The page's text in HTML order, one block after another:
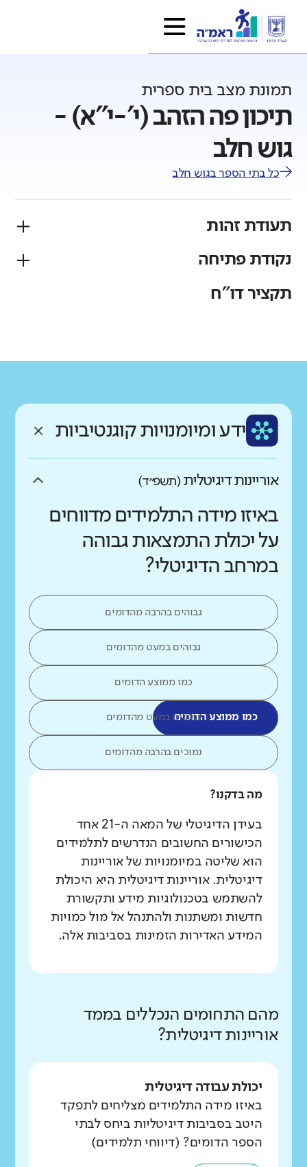
תמונת מצב בית ספרית
תיכון פה הזהב (י'-י"א) -
גוש חלב
כל בתי הספר בגוש חלב
תעודת זהות
פיקוח
נקודת פתיחה
רקע חברתי כלכלי
ממוצע תלמידים בכיתה
גבוה נמוך
תקציר דו"ח
ידע ומיומנויות קוגנטיביות
אוריינות דיגיטלית (תשפ״ד)
באיזו מידה התלמידים מדווחים
על יכולת התמצאות גבוהה
במרחב הדיגיטלי?
גבוהים בהרבה מהדומים
גבוהים במעט מהדומים
כמו ממוצע הדומים
כמו ממוצע הדומיםנמוכים במעט מהדומים
נמוכים בהרבה מהדומים
מה בדקנו?
בעידן הדיגיטלי של המאה ה-21 אחד
הכישורים החשובים הנדרשים לתלמידים
הוא שליטה במיומנויות של אוריינות
דיגיטלית. אוריינות דיגיטלית היא היכולת
להשתמש בטכנולוגיות מידע ותקשורת
חדשות ומשתנות ולהתנהל אל מול כמויות
המידע האדירות הזמינות בסביבות אלה.
מהם התחומים הנכללים בממד
אוריינות דיגיטלית?
יכולת עבודה דיגיטלית
באיזו מידה התלמידים מצליחים לתפקד
היטב בסביבות דיגיטליות ביחס לבתי
הספר הדומים? (דיווחי תלמידים)